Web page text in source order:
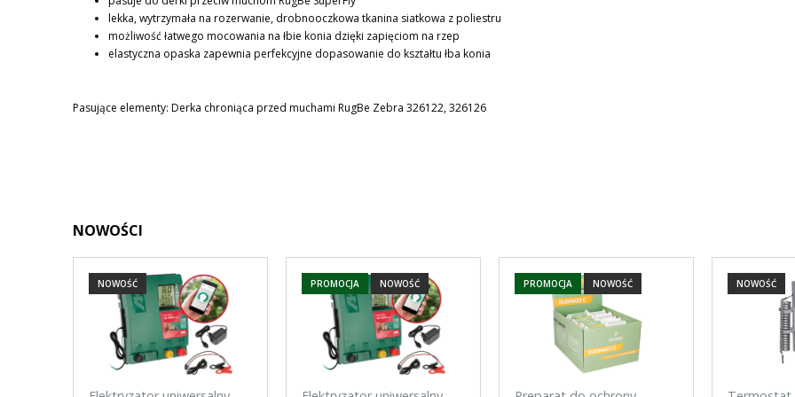
KOSZTÓW PŁATNOŚCI
lekka, wytrzymała na rozerwanie, drobnooczkowa tkanina siatkowa z poliestru
możliwość łatwego mocowania na łbie konia dzięki zapięciom na rzep
elastyczna opaska zapewnia perfekcyjne dopasowanie do kształtu łba konia
Pasujące elementy: Derka chroniąca przed muchami RugBe Zebra 326122, 326126
NOWOŚCI
NOWOŚĆ PROMOCJA NOWOŚĆ PROMOCJA NOWOŚĆ NOWOŚĆ